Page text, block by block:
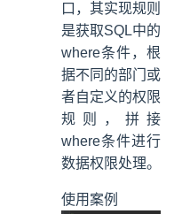
口，其实现规则
是获取SQL中的
where条件，根
据不同的部门或
者自定义的权限
规则，拼接
where条件进行
数据权限处理。
使用案例